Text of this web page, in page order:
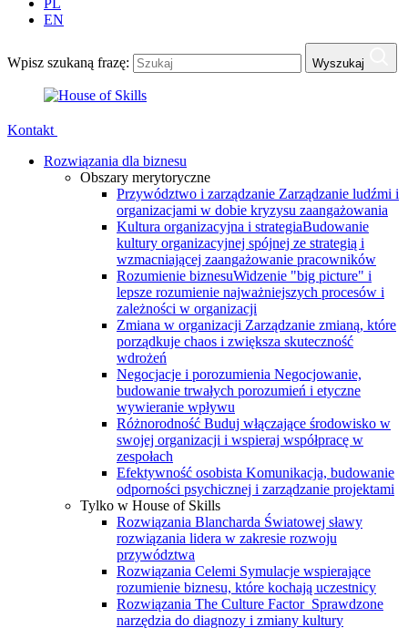
PL
EN
Wpisz szukaną frazę: Wyszukaj
Kontakt
Rozwiązania dla biznesu
Obszary merytoryczne
Przywództwo i zarządzanie Zarządzanie ludźmi i
organizacjami w dobie kryzysu zaangażowania
Kultura organizacyjna i strategiaBudowanie
kultury organizacyjnej spójnej ze strategią i
wzmacniającej zaangażowanie pracowników
Rozumienie biznesuWidzenie "big picture" i
lepsze rozumienie najważniejszych procesów i
zależności w organizacji
Zmiana w organizacji Zarządzanie zmianą, które
porządkuje chaos i zwiększa skuteczność
wdrożeń
Negocjacje i porozumienia Negocjowanie,
budowanie trwałych porozumień i etyczne
wywieranie wpływu
Różnorodność Buduj włączające środowisko w
swojej organizacji i wspieraj współpracę w
zespołach
Efektywność osobista Komunikacja, budowanie
odporności psychicznej i zarządzanie projektami
Tylko w House of Skills
Rozwiązania Blancharda Światowej sławy
rozwiązania lidera w zakresie rozwoju
przywództwa
Rozwiązania Celemi Symulacje wspierające
rozumienie biznesu, które kochają uczestnicy
Rozwiązania The Culture Factor Sprawdzone
narzędzia do diagnozy i zmiany kultury